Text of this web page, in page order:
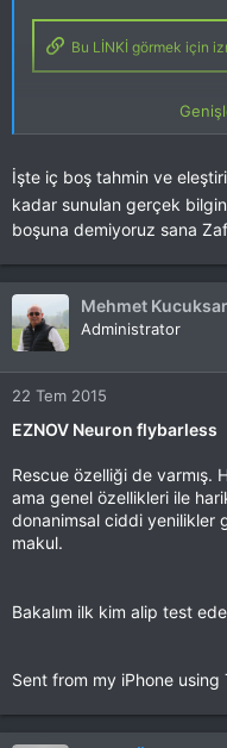
Bu LİNKİ görmek için
Hem heli hem Quad hem
uçuş videoları ise harika...
dair bir işaret bence. Ama
dikkatli olunması
Merakla bekiyorum ben de.
İşte iç boş tahmin ve
kadar sunulan gerçek
boşuna demiyoruz sana
Mehmet
Administrator
22 Tem 2015
EZNOV Neuron flybarless
Rescue özelliği de varmış.
ama genel özellikleri ile
donanimsal ciddi yenilikler
makul.
Bakalım ilk kim alip test
Sent from my iPhone using